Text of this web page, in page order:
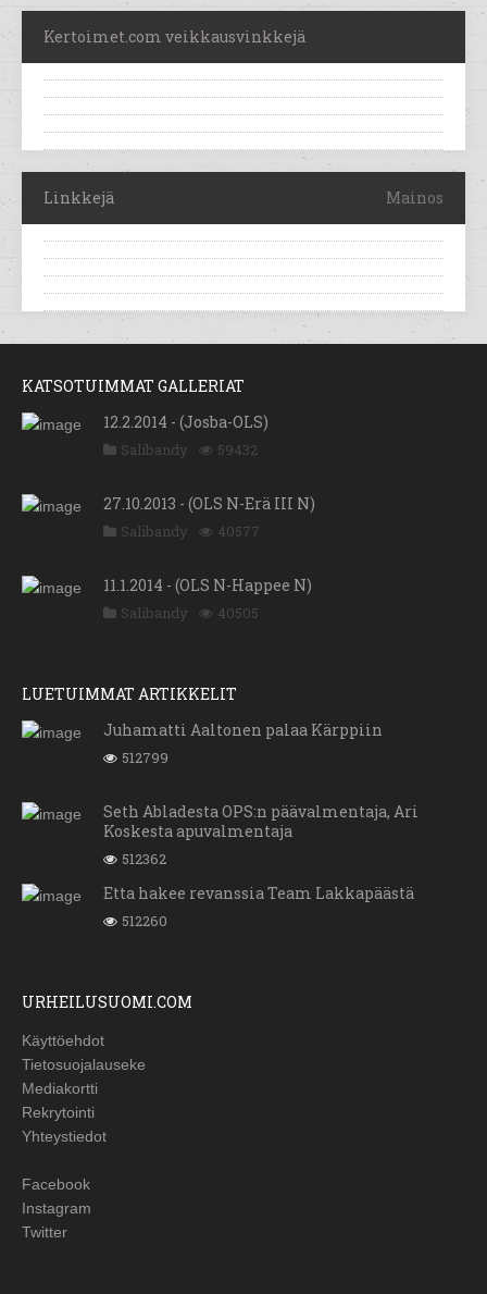
Kertoimet.com veikkausvinkkejä
Linkkejä Mainos
KATSOTUIMMAT GALLERIAT
12.2.2014 - (Josba-OLS)
Salibandy 59432
27.10.2013 - (OLS N-Erä III N)
Salibandy 40577
11.1.2014 - (OLS N-Happee N)
Salibandy 40505
LUETUIMMAT ARTIKKELIT
Juhamatti Aaltonen palaa Kärppiin
512799
Seth Abladesta OPS:n päävalmentaja, Ari
Koskesta apuvalmentaja
512362
Etta hakee revanssia Team Lakkapäästä
512260
URHEILUSUOMI.COM
Käyttöehdot
Tietosuojalauseke
Mediakortti
Rekrytointi
Yhteystiedot
Facebook
Instagram
Twitter